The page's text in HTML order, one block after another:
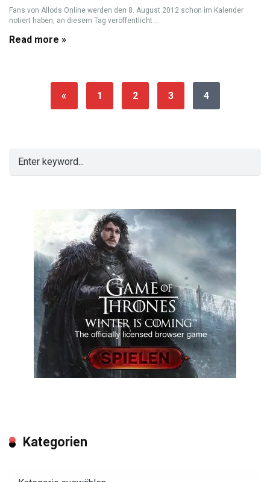
Fans von Allods Online werden den 8. August 2012 schon im Kalender
notiert haben, an diesem Tag veröffentlicht ...
Read more »
« 1 2 3 4
Kategorien